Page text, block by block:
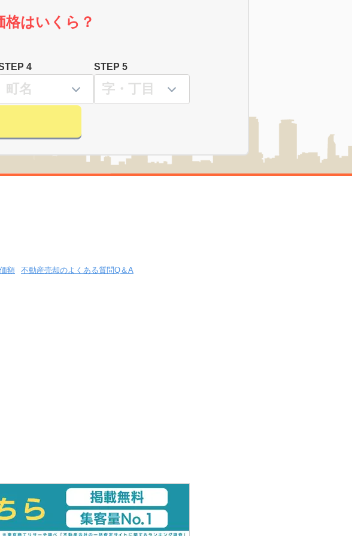
格はいくら？
4 STEP 5
額 不動産売却のよくある質問Q＆A